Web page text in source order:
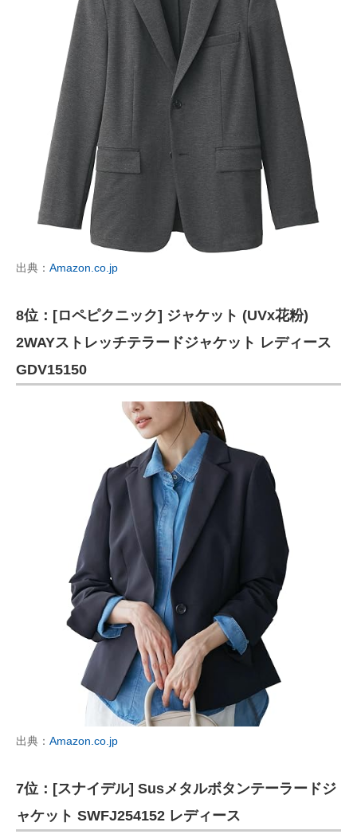
出典： Amazon.co.jp
8位：[ロペピクニック] ジャケット (UVx花粉)
2WAYストレッチテラードジャケット レディース
GDV15150
出典： Amazon.co.jp
7位：[スナイデル] Susメタルボタンテーラードジ
ャケット SWFJ254152 レディース